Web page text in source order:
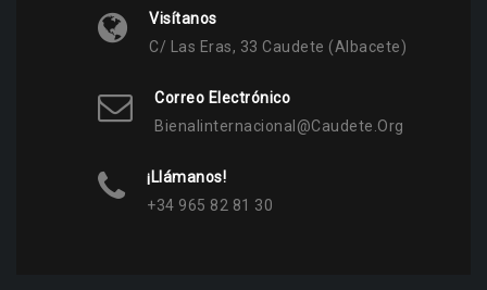
Visítanos
C/ Las Eras, 33 Caudete (Albacete)
Correo Electrónico
Bienalinternacional@caudete.org
¡Llámanos!
+34 965 82 81 30